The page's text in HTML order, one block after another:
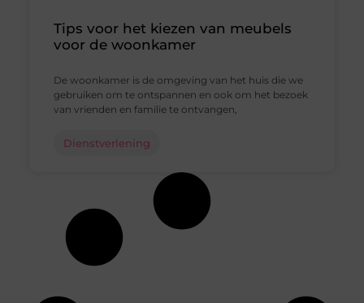
Tips voor het kiezen van meubels
voor de woonkamer
De woonkamer is de omgeving van het huis die we
gebruiken om te ontspannen en ook om het bezoek
van vrienden en familie te ontvangen,
Dienstverlening